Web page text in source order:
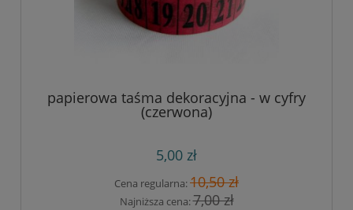
papierowa taśma dekoracyjna - w cyfry
(czerwona)
5,00 zł
Cena regularna:10,50 zł
Najniższa cena:7,00 zł